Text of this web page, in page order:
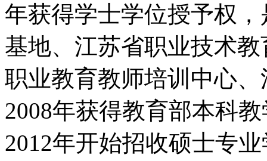
年获得学士学位授予权
基地、江苏省职业技术
职业教育教师培训中心
2008年获得教育部本科
2012年开始招收硕士专